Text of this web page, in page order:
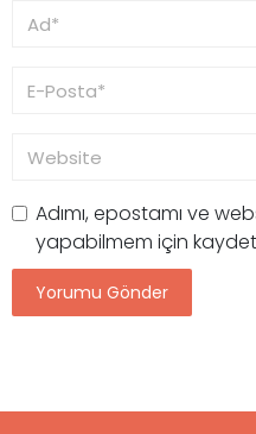
Adımı, epostamı ve
yapabilmem için